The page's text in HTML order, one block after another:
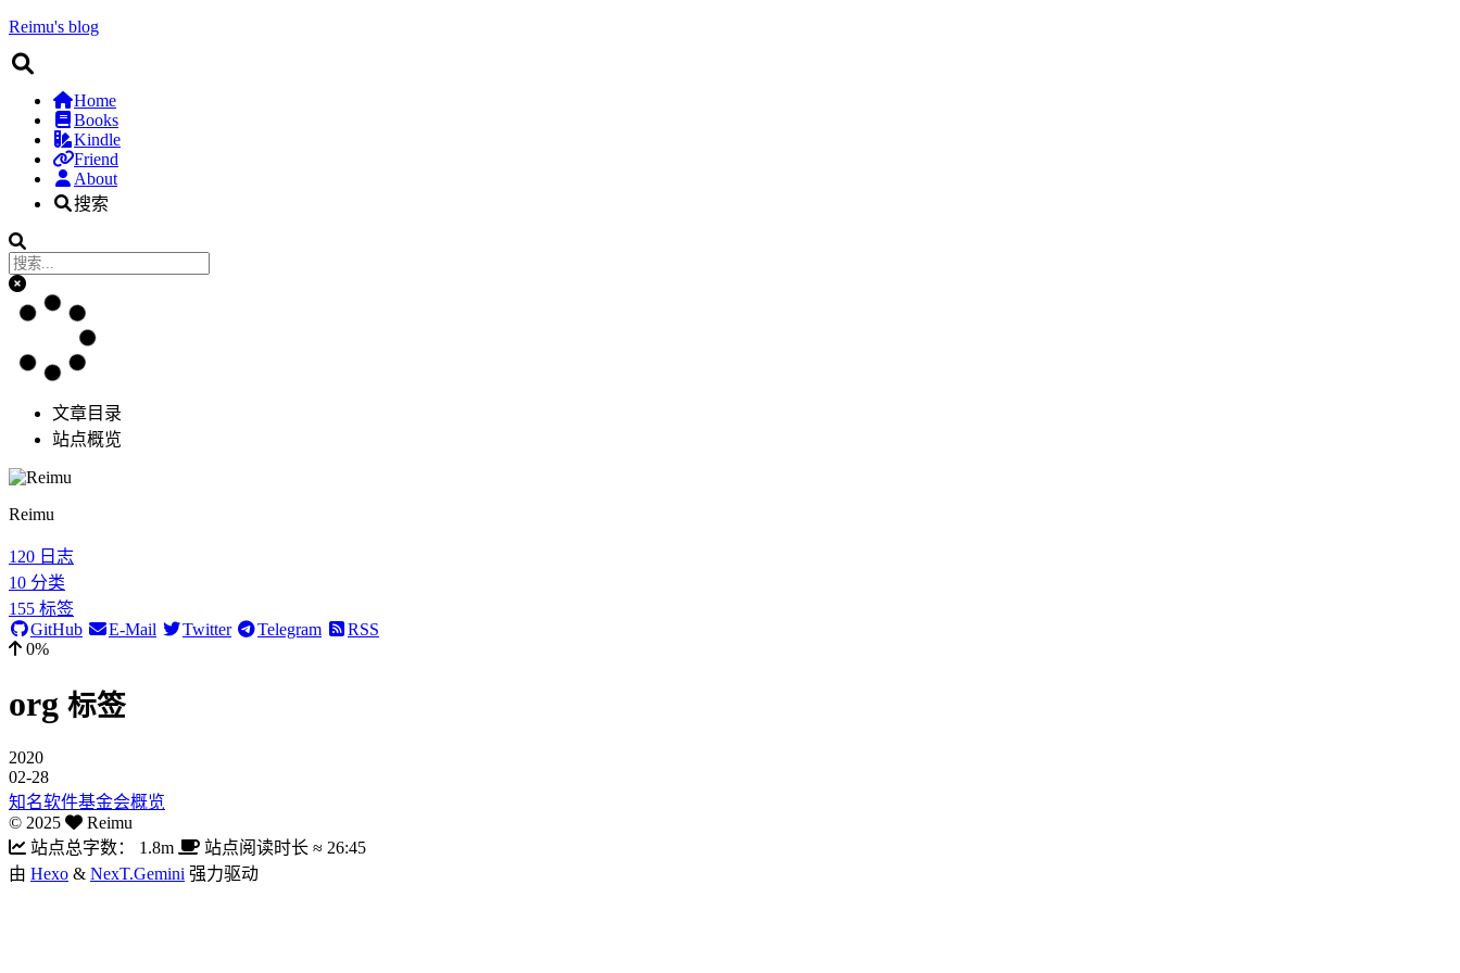
Reimu's blog
Home
Books
Kindle
Friend
About
搜索
文章目录
站点概览
Reimu
120 日志
10 分类
155 标签
GitHub
E-Mail Twitter Telegram
RSS
0%
org 标签
2020
02-28
知名软件基金会概览
© 2025
Reimu
站点总字数：
1.8m 站点阅读时长 ≈ 26:45
由 Hexo & NexT.Gemini 强力驱动